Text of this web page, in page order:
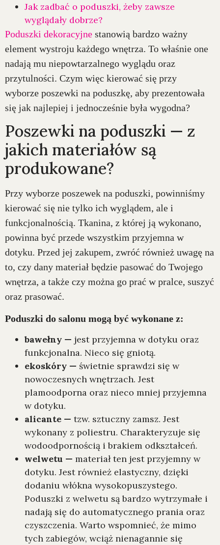
Jak zadbać o poduszki, żeby zawsze
wyglądały dobrze?
Poduszki dekoracyjne stanowią bardzo ważny
element wystroju każdego wnętrza. To właśnie one
nadają mu niepowtarzalnego wyglądu oraz
przytulności. Czym więc kierować się przy
wyborze poszewki na poduszkę, aby prezentowała
się jak najlepiej i jednocześnie była wygodna?
Poszewki na poduszki — z
jakich materiałów są
produkowane?
Przy wyborze poszewek na poduszki, powinniśmy
kierować się nie tylko ich wyglądem, ale i
funkcjonalnością. Tkanina, z której ją wykonano,
powinna być przede wszystkim przyjemna w
dotyku. Przed jej zakupem, zwróć również uwagę na
to, czy dany materiał będzie pasować do Twojego
wnętrza, a także czy można go prać w pralce, suszyć
oraz prasować.
Poduszki do salonu mogą być wykonane z:
bawełny — jest przyjemna w dotyku oraz
funkcjonalna. Nieco się gniotą.
ekoskóry — świetnie sprawdzi się w
nowoczesnych wnętrzach. Jest
plamoodporna oraz nieco mniej przyjemna
w dotyku.
alicante — tzw. sztuczny zamsz. Jest
wykonany z poliestru. Charakteryzuje się
wodoodpornością i brakiem odkształceń.
welwetu — materiał ten jest przyjemny w
dotyku. Jest również elastyczny, dzięki
dodaniu włókna wysokopuszystego.
Poduszki z welwetu są bardzo wytrzymałe i
nadają się do automatycznego prania oraz
czyszczenia. Warto wspomnieć, że mimo
tych zabiegów, wciąż nienagannie się